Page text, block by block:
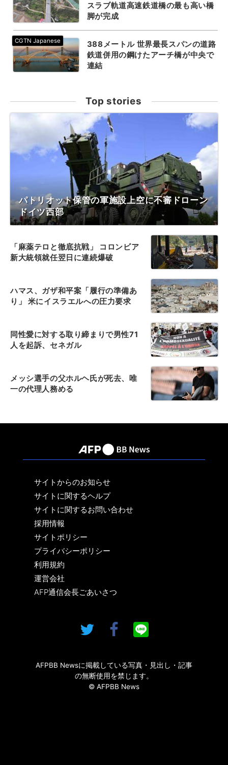
スラブ軌道高速鉄道橋の最も高い橋
脚が完成
388メートル 世界最長スパンの道路
鉄道併用の鋼けたアーチ橋が中央で
連結
Top stories
パトリオット保管の軍施設上空に不審ドローン
ドイツ西部
「麻薬テロと徹底抗戦」 コロンビア
新大統領就任翌日に連続爆破
ハマス、ガザ和平案「履行の準備あ
り」 米にイスラエルへの圧力要求
同性愛に対する取り締まりで男性71
人を起訴、セネガル
メッシ選手の父ホルヘ氏が死去、唯
一の代理人務める
サイトからのお知らせ
サイトに関するヘルプ
サイトに関するお問い合わせ
採用情報
サイトポリシー
プライバシーポリシー
利用規約
運営会社
AFP通信会長ごあいさつ
AFPBB Newsに掲載している写真・見出し・記事
の無断使用を禁じます。
© AFPBB News